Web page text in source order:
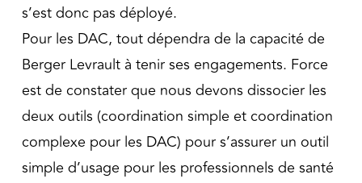
s’est donc pas déployé.
Pour les DAC, tout dépendra de la capacité de
Berger Levrault à tenir ses engagements. Force
est de constater que nous devons dissocier les
deux outils (coordination simple et coordination
complexe pour les DAC) pour s’assurer un outil
simple d’usage pour les professionnels de santé